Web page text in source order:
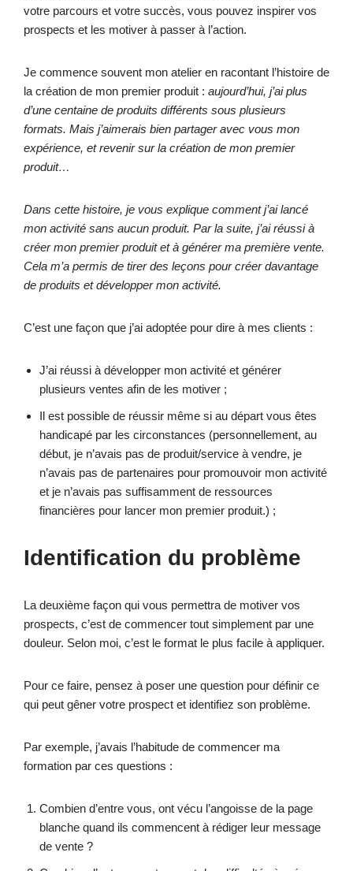
votre parcours et votre succès, vous pouvez inspirer vos
prospects et les motiver à passer à l’action.
Je commence souvent mon atelier en racontant l’histoire de
la création de mon premier produit : aujourd’hui, j’ai plus
d’une centaine de produits différents sous plusieurs
formats. Mais j’aimerais bien partager avec vous mon
expérience, et revenir sur la création de mon premier
produit…
Dans cette histoire, je vous explique comment j’ai lancé
mon activité sans aucun produit. Par la suite, j’ai réussi à
créer mon premier produit et à générer ma première vente.
Cela m’a permis de tirer des leçons pour créer davantage
de produits et développer mon activité.
C’est une façon que j’ai adoptée pour dire à mes clients :
J’ai réussi à développer mon activité et générer
plusieurs ventes afin de les motiver ;
Il est possible de réussir même si au départ vous êtes
handicapé par les circonstances (personnellement, au
début, je n’avais pas de produit/service à vendre, je
n’avais pas de partenaires pour promouvoir mon activité
et je n’avais pas suffisamment de ressources
financières pour lancer mon premier produit.) ;
Identification du problème
La deuxième façon qui vous permettra de motiver vos
prospects, c’est de commencer tout simplement par une
douleur. Selon moi, c’est le format le plus facile à appliquer.
Pour ce faire, pensez à poser une question pour définir ce
qui peut gêner votre prospect et identifiez son problème.
Par exemple, j’avais l’habitude de commencer ma
formation par ces questions :
Combien d’entre vous, ont vécu l’angoisse de la page
blanche quand ils commencent à rédiger leur message
de vente ?